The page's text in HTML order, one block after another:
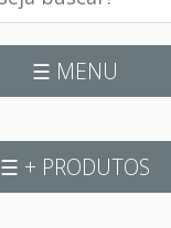
☰ MENU
☰ + PRODUTOS